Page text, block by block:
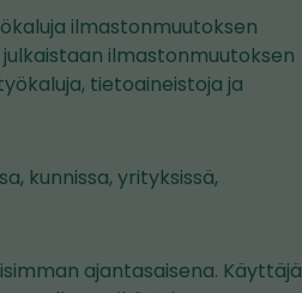
ilmastonmuutoksen
ilmastonmuutoksen
tietoaineistoja ja
kunnissa, yrityksissä,
ajantasaisena. Käyttäjä